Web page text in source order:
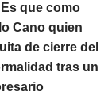
Es que como
Cano quien
de cierre del
tras un